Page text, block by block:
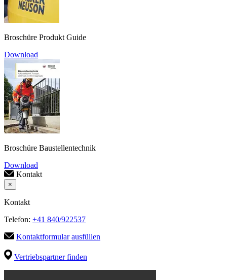
Broschüre Produkt Guide
Download
Broschüre Baustellentechnik
Download
Kontakt
×
Kontakt
Telefon: +41 840/922537
Kontaktformular ausfüllen
Vertriebspartner finden